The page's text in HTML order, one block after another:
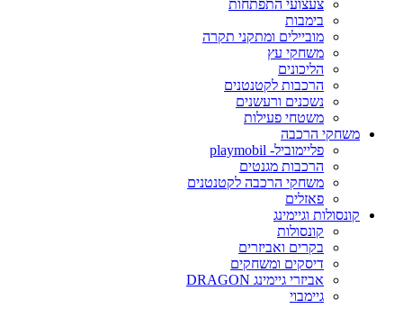
צעצועי התפתחות
בימבות
מוביילים ומתקני תקרה
משחקי עץ
הליכונים
הרכבות לקטנטנים
נשכנים ורעשנים
משטחי פעילות
משחקי הרכבה
פליימוביל- playmobil
הרכבות מגנטים
משחקי הרכבה לקטנטנים
פאזלים
קונסולות וגיימינג
קונסולות
בקרים ואביזרים
דיסקים ומשחקים
אביזרי גיימינג DRAGON
גיימבוי